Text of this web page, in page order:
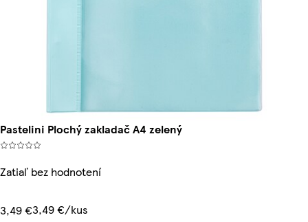
Pastelini Plochý zakladač A4 zelený
Zatiaľ bez hodnotení
3,49 €3,49 €/kus